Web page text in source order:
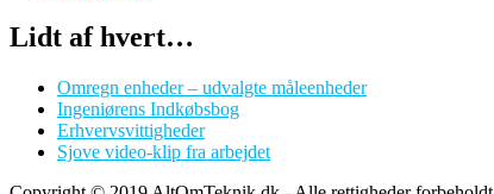
Lidt af hvert…
Omregn enheder – udvalgte måleenheder
Ingeniørens Indkøbsbog
Erhvervsvittigheder
Sjove video-klip fra arbejdet